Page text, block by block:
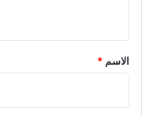
*
الاسم *